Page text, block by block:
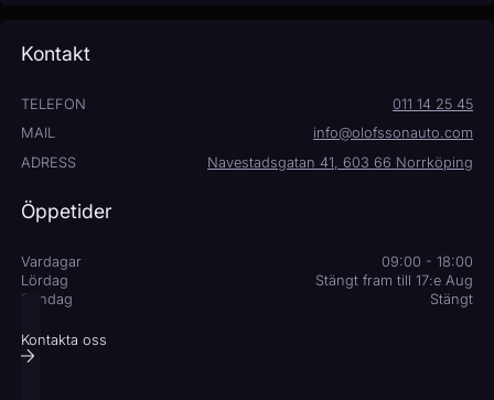
Kontakt
TELEFON
011 14 25 45
MAIL
info@olofssonauto.com
ADRESS
Navestadsgatan 41, 603 66 Norrköping
Öppetider
Vardagar
09:00 - 18:00
Lördag
Stängt fram till 17:e Aug
Söndag
Stängt
Kontakta oss